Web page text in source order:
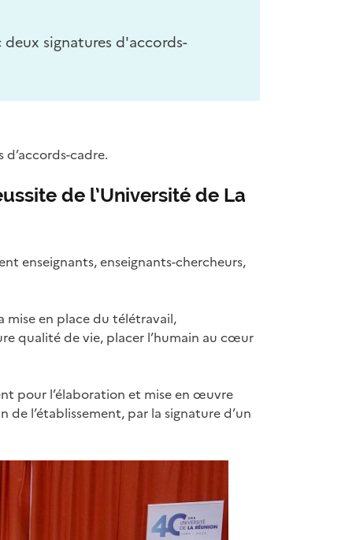
signatures d'accords-
cadre.
de l’Université de La
enseignants, enseignants-chercheurs,
mise en place du télétravail,
qualité de vie, placer l’humain au cœur
pour l’élaboration et mise en œuvre
l’établissement, par la signature d’un